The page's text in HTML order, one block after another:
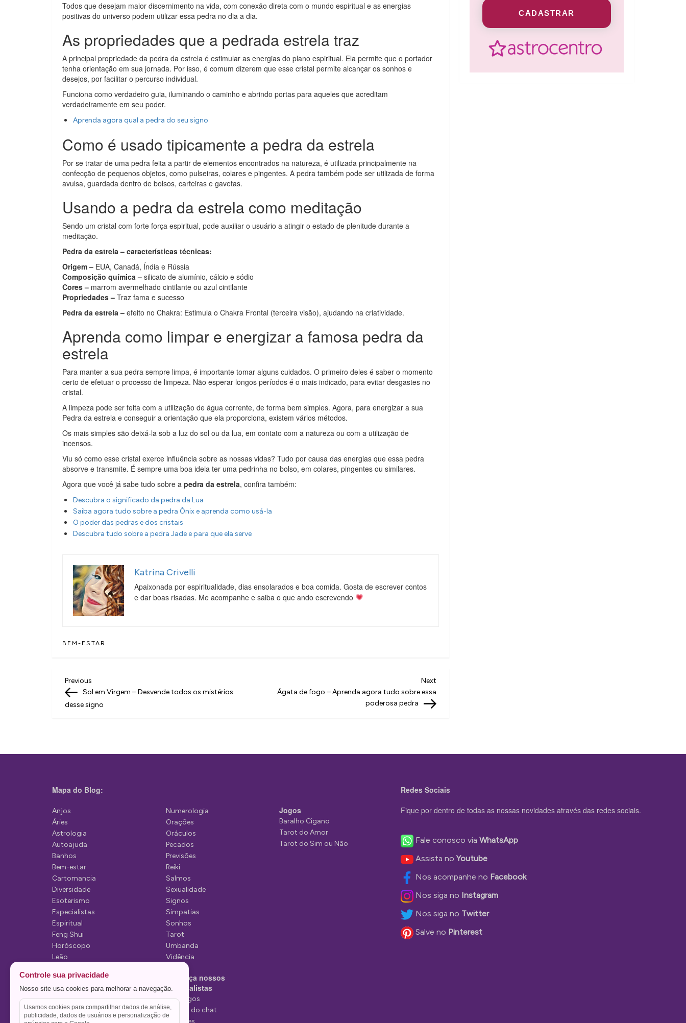
Todos que desejam maior discernimento na vida, com conexão direta com o mundo espiritual e as energias
positivas do universo podem utilizar essa pedra no dia a dia.
As propriedades que a pedrada estrela traz
A principal propriedade da pedra da estrela é estimular as energias do plano espiritual. Ela permite que o portador
tenha orientação em sua jornada. Por isso, é comum dizerem que esse cristal permite alcançar os sonhos e
desejos, por facilitar o percurso individual.
Funciona como verdadeiro guia, iluminando o caminho e abrindo portas para aqueles que acreditam
verdadeiramente em seu poder.
Aprenda agora qual a pedra do seu signo
Como é usado tipicamente a pedra da estrela
Por se tratar de uma pedra feita a partir de elementos encontrados na natureza, é utilizada principalmente na
confecção de pequenos objetos, como pulseiras, colares e pingentes. A pedra também pode ser utilizada de forma
avulsa, guardada dentro de bolsos, carteiras e gavetas.
Usando a pedra da estrela como meditação
Sendo um cristal com forte força espiritual, pode auxiliar o usuário a atingir o estado de plenitude durante a
meditação.
Pedra da estrela – características técnicas:
Origem – EUA, Canadá, Índia e Rússia
Composição química – silicato de alumínio, cálcio e sódio
Cores – marrom avermelhado cintilante ou azul cintilante
Propriedades – Traz fama e sucesso
Pedra da estrela – efeito no Chakra: Estimula o Chakra Frontal (terceira visão), ajudando na criatividade.
Aprenda como limpar e energizar a famosa pedra da
estrela
Para manter a sua pedra sempre limpa, é importante tomar alguns cuidados. O primeiro deles é saber o momento
certo de efetuar o processo de limpeza. Não esperar longos períodos é o mais indicado, para evitar desgastes no
cristal.
A limpeza pode ser feita com a utilização de água corrente, de forma bem simples. Agora, para energizar a sua
Pedra da estrela e conseguir a orientação que ela proporciona, existem vários métodos.
Os mais simples são deixá-la sob a luz do sol ou da lua, em contato com a natureza ou com a utilização de
incensos.
Viu só como esse cristal exerce influência sobre as nossas vidas? Tudo por causa das energias que essa pedra
absorve e transmite. É sempre uma boa ideia ter uma pedrinha no bolso, em colares, pingentes ou similares.
Agora que você já sabe tudo sobre a pedra da estrela, confira também:
Descubra o significado da pedra da Lua
Saiba agora tudo sobre a pedra Ônix e aprenda como usá-la
O poder das pedras e dos cristais
Descubra tudo sobre a pedra Jade e para que ela serve
Katrina Crivelli
Apaixonada por espiritualidade, dias ensolarados e boa comida. Gosta de escrever contos
e dar boas risadas. Me acompanhe e saiba o que ando escrevendo
BEM-ESTAR
N
a
g
ç
o
d
e
P
o
s
t
Previous
Post
Previous
Sol em Virgem – Desvende todos os mistérios
desse signo
Next
Ágata de fogo – Aprenda agora tudo sobre essa
poderosa pedra
CADASTRAR
Mapa do Blog:
Anjos
Áries
Astrologia
Autoajuda
Banhos
Bem-estar
Cartomancia
Diversidade
Esoterismo
Especialistas
Espiritual
Feng Shui
Horóscopo
Leão
Mediunidade
Mensagens
Numerologia
Orações
Oráculos
Pecados
Previsões
Reiki
Salmos
Sexualidade
Signos
Simpatias
Sonhos
Tarot
Umbanda
Vidência
Conheça nossos
Especialistas
Tarólogos
Estelas do chat
Videntes
Jogos
Baralho Cigano
Tarot do Amor
Tarot do Sim ou Não
Redes Sociais
Fique por dentro de todas as nossas novidades através das redes sociais.
Fale conosco via WhatsApp
Assista noYoutube
Nos acompanhe no Facebook
Nos siga no Instagram
Nos siga no Twitter
Salve no Pinterest
Controle sua privacidade
Nosso site usa cookies para melhorar a navegação.
Usamos cookies para compartilhar dados de análise,
publicidade, dados de usuários e personalização de